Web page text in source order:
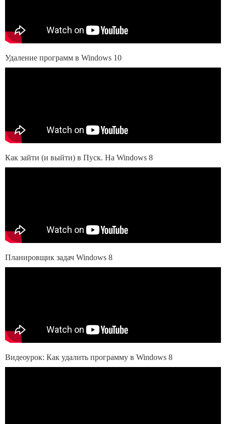
Удаление программ в Windows 10
Как зайти (и выйти) в Пуск. На Windows 8
Планировщик задач Windows 8
Видеоурок: Как удалить программу в Windows 8